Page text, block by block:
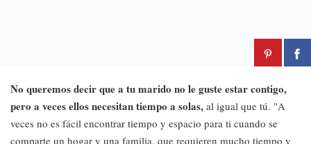
No queremos decir que a tu marido no le guste estar contigo,
pero a veces ellos necesitan tiempo a solas, al igual que tú. "A
veces no es fácil encontrar tiempo y espacio para ti cuando se
comparte un hogar y una familia, que requieren mucho tiempo y